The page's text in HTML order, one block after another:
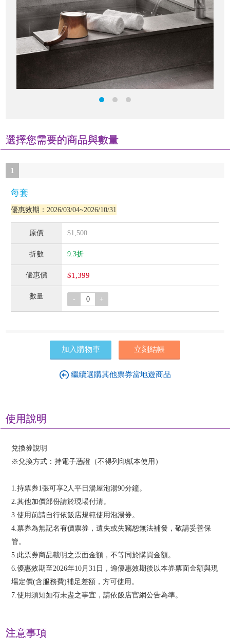
選擇您需要的商品與數量
1
每套
優惠效期：2026/03/04~2026/10/31
$1,500
9.3折
$1,399
- +
加入購物車 立刻結帳
繼續選購其他票券當地遊商品
使用說明
兌換券說明
※兌換方式：持電子憑證（不得列印紙本使用）
1.持票券1張可享2人平日湯屋泡湯90分鐘。
2.其他加價部份請於現場付清。
3.使用前請自行依飯店規範使用泡湯券。
4.票券為無記名有價票券，遺失或失竊恕無法補發，敬請妥善保
管。
5.此票券商品載明之票面金額，不等同於購買金額。
6.優惠效期至2026年10月31日，逾優惠效期後以本券票面金額與現
場定價(含服務費)補足差額，方可使用。
7.使用須知如有未盡之事宜，請依飯店官網公告為準。
注意事項